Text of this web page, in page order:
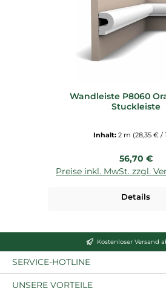
Wandleiste P8060
Stuckleiste
Inhalt: 2 m (28,35 € /
Regulärer
56,70 €
Preise inkl. MwSt. zzgl.
Details
Kostenloser Versand
SERVICE-HOTLINE
UNSERE VORTEILE